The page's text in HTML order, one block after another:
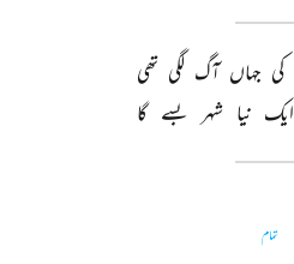
کی جہاں آگ لگی تھی
ایک نیا شہر بسے گا
تمام